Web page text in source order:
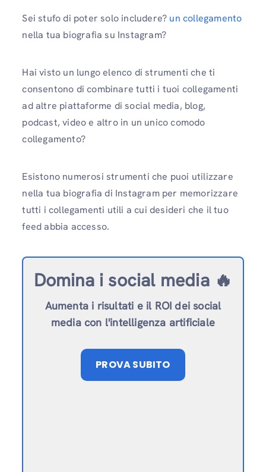
Sei stufo di poter solo includere? un collegamento
nella tua biografia su Instagram?
Hai visto un lungo elenco di strumenti che ti
consentono di combinare tutti i tuoi collegamenti
ad altre piattaforme di social media, blog,
podcast, video e altro in un unico comodo
collegamento?
Esistono numerosi strumenti che puoi utilizzare
nella tua biografia di Instagram per memorizzare
tutti i collegamenti utili a cui desideri che il tuo
feed abbia accesso.
Domina i social media 🔥
Aumenta i risultati e il ROI dei social
media con l'intelligenza artificiale
PROVA SUBITO